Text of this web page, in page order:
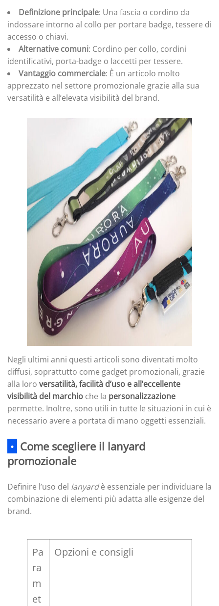
Definizione principale: Una fascia o cordino da
indossare intorno al collo per portare badge, tessere di
accesso o chiavi.
Alternative comuni: Cordino per collo, cordini
identificativi, porta-badge o laccetti per tessere.
Vantaggio commerciale: È un articolo molto
apprezzato nel settore promozionale grazie alla sua
versatilità e all’elevata visibilità del brand.
Negli ultimi anni questi articoli sono diventati molto
diffusi, soprattutto come gadget promozionali, grazie
alla loro versatilità, facilità d’uso e all’eccellente
visibilità del marchio che la personalizzazione
permette. Inoltre, sono utili in tutte le situazioni in cui è
necessario avere a portata di mano oggetti essenziali.
• Come scegliere il lanyard
promozionale
Definire l’uso del lanyardè essenziale per individuare la
combinazione di elementi più adatta alle esigenze del
brand.
Pa
ra
m
et
Opzioni e consigli